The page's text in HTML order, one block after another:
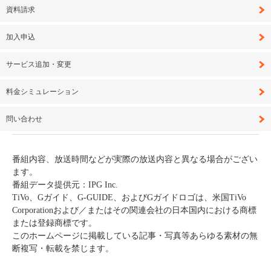
資料請求
加入申込
サービス追加・変更
料金シミュレーション
問い合わせ
番組内容、放送時間などが実際の放送内容と異なる場合がござい
ます。
番組データ提供元：IPG Inc.
TiVo、Gガイド、G-GUIDE、およびGガイドロゴは、米国TiVo
Corporationおよび／またはその関連会社の日本国内における商標
または登録商標です。
このホームページに掲載している記事・写真等あらゆる素材の無
断複写・転載を禁じます。